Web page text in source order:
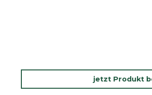
jetzt Produkt